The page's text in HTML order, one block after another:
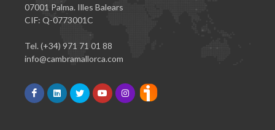
07001 Palma. Illes Balears
CIF: Q-0773001C
Tel. (+34) 971 71 01 88
info@cambramallorca.com